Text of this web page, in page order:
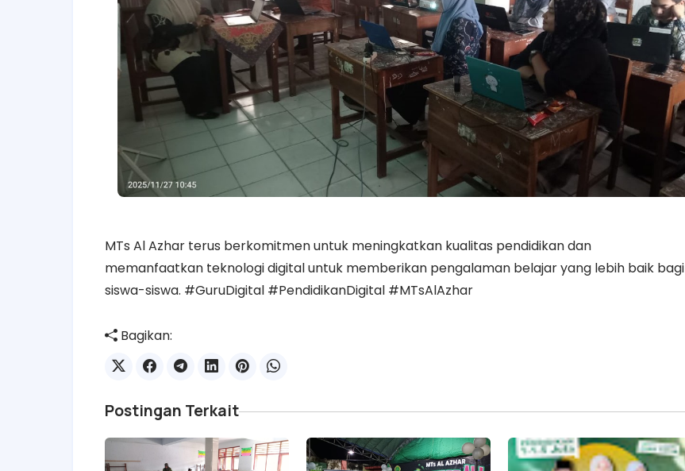
MTs Al Azhar terus berkomitmen untuk meningkatkan kualitas pendidikan dan
memanfaatkan teknologi digital untuk memberikan pengalaman belajar yang lebih baik bagi
siswa-siswa. #GuruDigital #PendidikanDigital #MTsAlAzhar
Bagikan:
Postingan Terkait